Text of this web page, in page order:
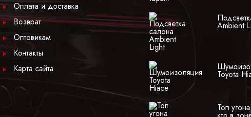
Оплата и доставка
Возврат
Оптовикам
Контакты
Карта сайта
Ambient
Toyota
Топ